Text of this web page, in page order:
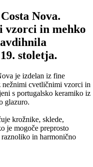
Nova.
vzorci in mehko
stoletja.
je izdelan iz fine
nežnimi cvetličnimi vzorci in
s portugalsko keramiko iz
glazuro.
krožnike, sklede,
je mogoče preprosto
in harmonično